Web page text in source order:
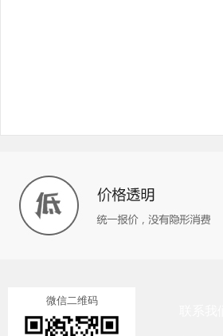
微信二维码